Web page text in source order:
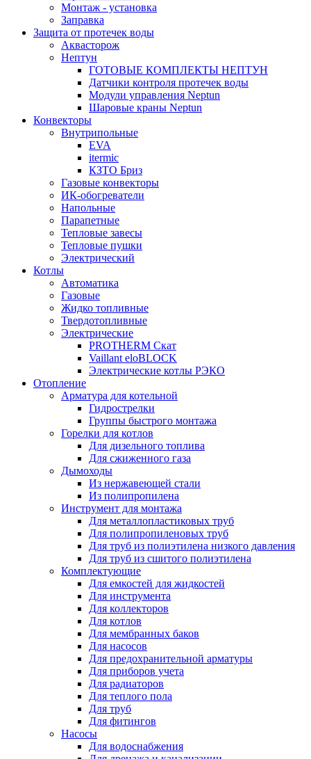
Монтаж - установка
Заправка
Защита от протечек воды
Аквасторож
Нептун
ГОТОВЫЕ КОМПЛЕКТЫ НЕПТУН
Датчики контроля протечек воды
Модули управления Neptun
Шаровые краны Neptun
Конвекторы
Внутрипольные
EVA
itermic
КЗТО Бриз
Газовые конвекторы
ИК-обогреватели
Напольные
Парапетные
Тепловые завесы
Тепловые пушки
Электрический
Котлы
Автоматика
Газовые
Жидко топливные
Твердотопливные
Электрические
PROTHERM Скат
Vaillant eloBLOCK
Электрические котлы РЭКО
Отопление
Арматура для котельной
Гидрострелки
Группы быстрого монтажа
Горелки для котлов
Для дизельного топлива
Для сжиженного газа
Дымоходы
Из нержавеющей стали
Из полипропилена
Инструмент для монтажа
Для металлопластиковых труб
Для полипропиленовых труб
Для труб из полиэтилена низкого давления
Для труб из сшитого полиэтилена
Комплектующие
Для емкостей для жидкостей
Для инструмента
Для коллекторов
Для котлов
Для мембранных баков
Для насосов
Для предохранительной арматуры
Для приборов учета
Для радиаторов
Для теплого пола
Для труб
Для фитингов
Насосы
Для водоснабжения